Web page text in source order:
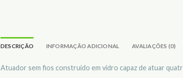
DESCRIÇÃO INFORMAÇÃO ADICIONAL AVALIAÇÕES (0)
Atuador sem fios construído em vidro capaz de atuar